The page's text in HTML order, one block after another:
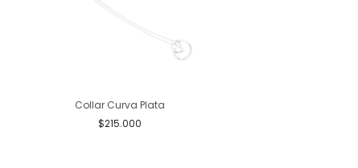
Collar Curva Plata
$215.000